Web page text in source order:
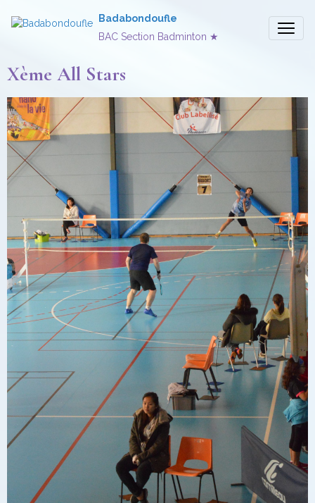
Badabondoufle
BAC Section Badminton ★
Xème All Stars